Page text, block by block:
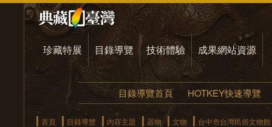
珍藏特展 目錄導覽 技術體驗 成果網站資源
目錄導覽首頁 HOTKEY快速導覽
首頁 目錄導覽 內容主題 器物 文物
台中市台灣民俗文物館